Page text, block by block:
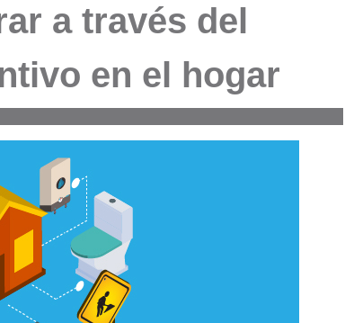
a través del
en el hogar